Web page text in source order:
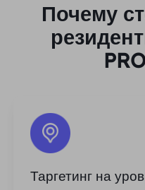
Почему
Таргетинг на